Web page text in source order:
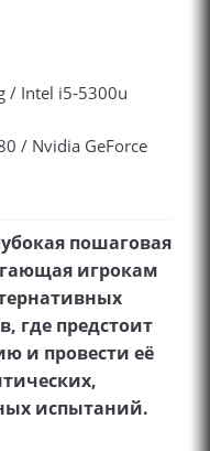
/ Intel i5-5300u
/ Nvidia GeForce
пошаговая
игрокам
где предстоит
и провести её
испытаний.